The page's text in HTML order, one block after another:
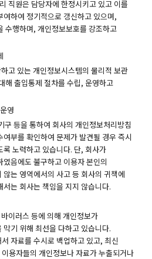
직원은 담당자에 한정시키고 있고 이를
여하여 정기적으로 갱신하고 있으며,
수행하며, 개인정보보호를 강조하고
고 있는 개인정보시스템의 물리적 보관
해 출입통제 절차를 수립, 운영하고
영
구 등을 통하여 회사의 개인정보처리방침
부를 확인하여 문제가 발견될 경우 즉시
노력하고 있습니다. 단, 회사가
음에도 불구하고 이용자 본인의
는 영역에서의 사고 등 회사의 귀책에
는 회사는 책임을 지지 않습니다.
이러스 등에 의해 개인정보가
기 위해 최선을 다하고 있습니다.
자료를 수시로 백업하고 있고, 최신
용자들의 개인정보나 자료가 누출되거나